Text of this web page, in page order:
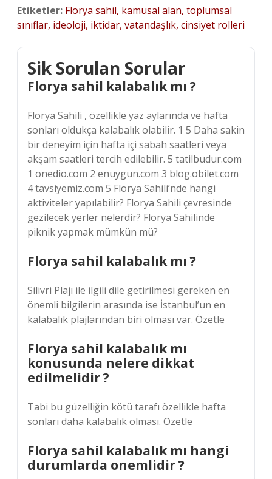
Etiketler: Florya sahil, kamusal alan, toplumsal
sınıflar, ideoloji, iktidar, vatandaşlık, cinsiyet rolleri
Sik Sorulan Sorular
Florya sahil kalabalık mı ?
Florya Sahili , özellikle yaz aylarında ve hafta
sonları oldukça kalabalık olabilir. 1 5 Daha sakin
bir deneyim için hafta içi sabah saatleri veya
akşam saatleri tercih edilebilir. 5 tatilbudur.com
1 onedio.com 2 enuygun.com 3 blog.obilet.com
4 tavsiyemiz.com 5 Florya Sahili’nde hangi
aktiviteler yapılabilir? Florya Sahili çevresinde
gezilecek yerler nelerdir? Florya Sahilinde
piknik yapmak mümkün mü?
Florya sahil kalabalık mı ?
Silivri Plajı ile ilgili dile getirilmesi gereken en
önemli bilgilerin arasında ise İstanbul’un en
kalabalık plajlarından biri olması var. Özetle
Florya sahil kalabalık mı
konusunda nelere dikkat
edilmelidir ?
Tabi bu güzelliğin kötü tarafı özellikle hafta
sonları daha kalabalık olması. Özetle
Florya sahil kalabalık mı hangi
durumlarda onemlidir ?